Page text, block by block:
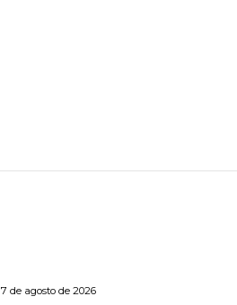
7 de agosto de 2026